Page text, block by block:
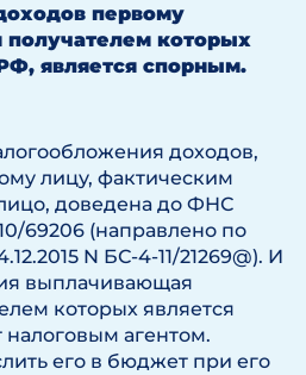
первому
получателем которых
является спорным.
доходов,
лицу, фактическим
доведена до ФНС
69206 (направлено по
N БС-4-11/21269@). И
выплачивающая
которых является
агентом.
его в бюджет при его